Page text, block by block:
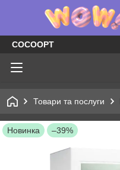
COCOOPT
Товари та послуги
Новинка –39%